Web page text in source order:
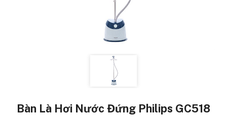
Bàn Là Hơi Nước Đứng Philips GC518